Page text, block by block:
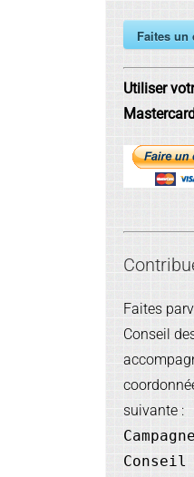
Faites un
Utiliser
Faites
Conseil
suivante :